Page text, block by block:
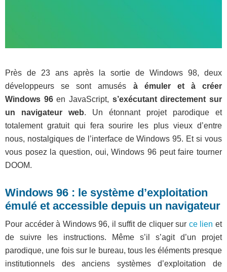
Près de 23 ans après la sortie de Windows 98, deux
développeurs se sont amusés à émuler et à créer
Windows 96en JavaScript, s’exécutant directement sur
un navigateur web. Un étonnant projet parodique et
totalement gratuit qui fera sourire les plus vieux d’entre
nous, nostalgiques de l’interface de Windows 95. Et si vous
vous posez la question, oui, Windows 96 peut faire tourner
DOOM.
Windows 96 : le système d’exploitation
émulé et accessible depuis un navigateur
Pour accéder à Windows 96, il suffit de cliquer sur ce lien et
de suivre les instructions. Même s’il s’agit d’un projet
parodique, une fois sur le bureau, tous les éléments presque
institutionnels des anciens systèmes d’exploitation de